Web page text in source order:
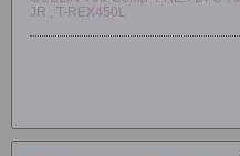
JR , T-REX450L